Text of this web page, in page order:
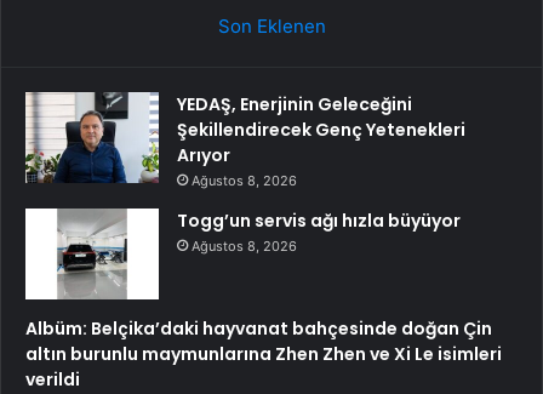
Son Eklenen
YEDAŞ, Enerjinin Geleceğini
Şekillendirecek Genç Yetenekleri
Arıyor
Ağustos 8, 2026
Togg’un servis ağı hızla büyüyor
Ağustos 8, 2026
Albüm: Belçika’daki hayvanat bahçesinde doğan Çin
altın burunlu maymunlarına Zhen Zhen ve Xi Le isimleri
verildi